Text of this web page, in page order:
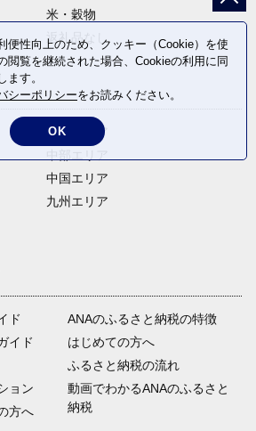
米・穀物
返礼品なし
東北エリア
中国エリア
九州エリア
ド
イド
ョン
方へ
ANAのふるさと納税の特徴
はじめての方へ
ふるさと納税の流れ
動画でわかるANAのふるさと
納税
便性向上のため、クッキー（Cookie）を使
閲覧を継続された場合、Cookieの利用に同
ます。
シーポリシーをお読みください。
OK